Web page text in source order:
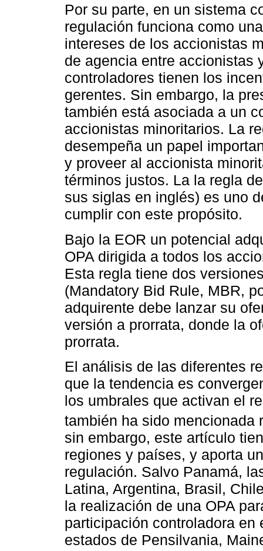
Por su parte, en un sistema
regulación funciona como
intereses de los accionistas
de agencia entre accionistas
controladores tienen los
gerentes. Sin embargo, la
también está asociada a un
accionistas minoritarios. La
desempeña un papel
y proveer al accionista
términos justos. La la regla
sus siglas en inglés) es uno
cumplir con este propósito.
Bajo la EOR un potencial
OPA dirigida a todos los
Esta regla tiene dos
(Mandatory Bid Rule, MBR,
adquirente debe lanzar su
versión a prorrata, donde la
prorrata.
El análisis de las diferentes
que la tendencia es
los umbrales que activan el
también ha sido mencionada
sin embargo, este artículo
regiones y países, y aporta
regulación. Salvo Panamá,
Latina, Argentina, Brasil,
la realización de una OPA
participación controladora
estados de Pensilvania,